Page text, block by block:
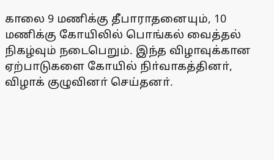
காலை 9 மணிக்கு தீபாராதனையும், 10
மணிக்கு கோயிலில் பொங்கல் வைத்தல்
நிகழ்வும் நடைபெறும். இந்த விழாவுக்கான
ஏற்பாடுகளை கோயில் நிா்வாகத்தினா்,
விழாக் குழுவினா் செய்தனா்.